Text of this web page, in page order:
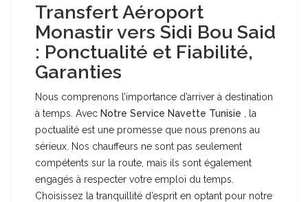
Transfert Aéroport
Monastir vers Sidi Bou Said
: Ponctualité et Fiabilité,
Garanties
Nous comprenons l’importance d’arriver à destination
à temps. Avec Notre Service Navette Tunisie , la
poctualité est une promesse que nous prenons au
sérieux. Nos chauffeurs ne sont pas seulement
compétents sur la route, mais ils sont également
engagés à respecter votre emploi du temps.
Choisissez la tranquillité d’esprit en optant pour notre